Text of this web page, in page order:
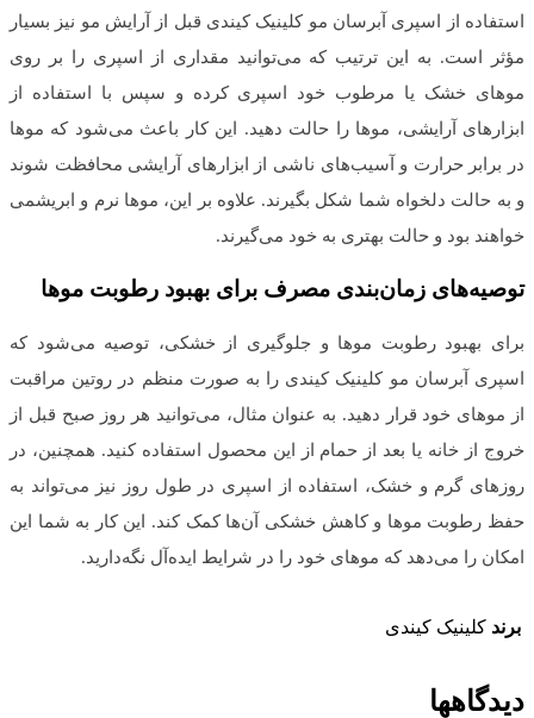
استفاده از اسپری آبرسان مو کلینیک کیندی قبل از آرایش مو نیز بسیار
مؤثر است. به این ترتیب که می‌توانید مقداری از اسپری را بر روی
موهای خشک یا مرطوب خود اسپری کرده و سپس با استفاده از
ابزارهای آرایشی، موها را حالت دهید. این کار باعث می‌شود که موها
در برابر حرارت و آسیب‌های ناشی از ابزارهای آرایشی محافظت شوند
و به حالت دلخواه شما شکل بگیرند. علاوه بر این، موها نرم و ابریشمی
خواهند بود و حالت بهتری به خود می‌گیرند.
توصیه‌های زمان‌بندی مصرف برای بهبود رطوبت موها
برای بهبود رطوبت موها و جلوگیری از خشکی، توصیه می‌شود که
اسپری آبرسان مو کلینیک کیندی را به صورت منظم در روتین مراقبت
از موهای خود قرار دهید. به عنوان مثال، می‌توانید هر روز صبح قبل از
خروج از خانه یا بعد از حمام از این محصول استفاده کنید. همچنین، در
روزهای گرم و خشک، استفاده از اسپری در طول روز نیز می‌تواند به
حفظ رطوبت موها و کاهش خشکی آن‌ها کمک کند. این کار به شما این
امکان را می‌دهد که موهای خود را در شرایط ایده‌آل نگه‌دارید.
برند کلینیک کیندی
دیدگاهها